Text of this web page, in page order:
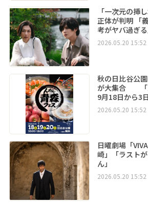
「一次元の挿
正体が判明 「
考がヤバ過ぎ
2026.05.20 15:52
秋の日比谷公
が大集合 「
9月18日から3
2026.05.20 15:52
日曜劇場「
崎」「ラスト
ん」
2026.05.20 15:52